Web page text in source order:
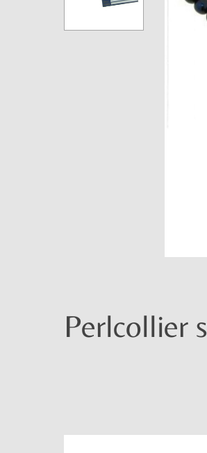
Perlcollier